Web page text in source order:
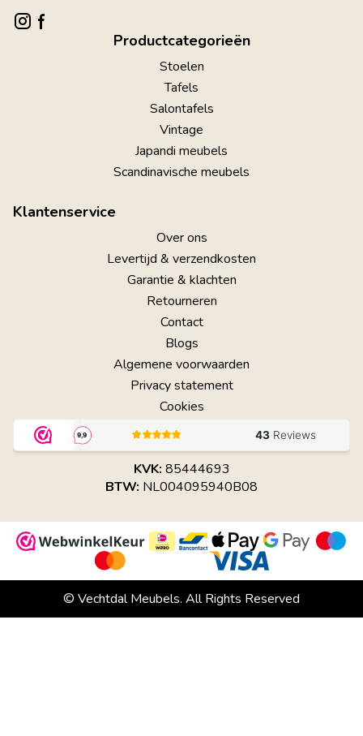
Productcategorieën
Stoelen
Tafels
Salontafels
Vintage
Japandi meubels
Scandinavische meubels
Klantenservice
Over ons
Levertijd & verzendkosten
Garantie & klachten
Retourneren
Contact
Blogs
Algemene voorwaarden
Privacy statement
Cookies
KVK: 85444693
BTW: NL004095940B08
© Vechtdal Meubels. All Rights Reserved